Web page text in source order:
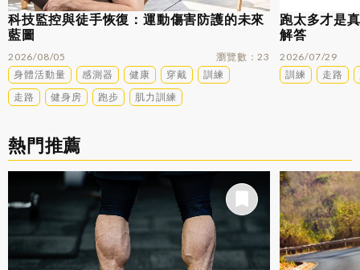
科技監控與徒手恢復：運動傷害防護的未來
藍圖
2026/08/05 瀏覽數
23
身體活動量
感測器 健康 穿戴
訓練
走路
健身房 跑步 肌力訓練
跑太多才是
解答
2026/07/29
訓練
走路
熱門推薦